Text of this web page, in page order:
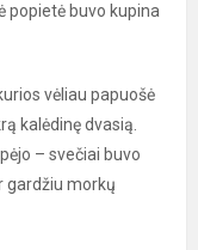
popietė buvo kupina
vėliau papuošė
kalėdinę dvasią.
– svečiai buvo
gardžiu morkų